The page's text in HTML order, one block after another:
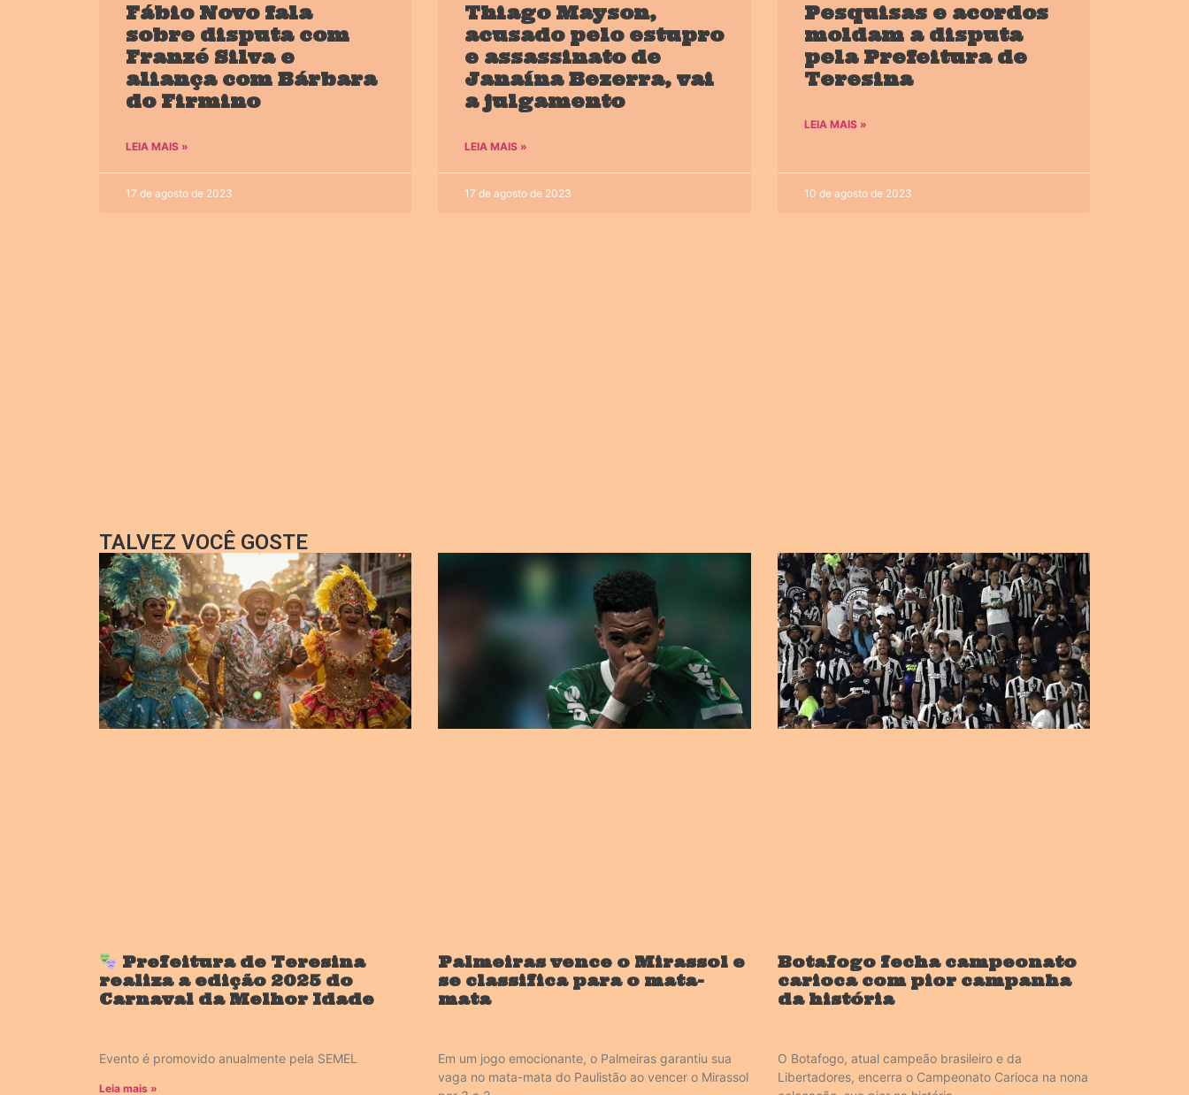
Fábio Novo fala
sobre disputa com
Franzé Silva e
aliança com Bárbara
do Firmino
LEIA MAIS »
17 de agosto de 2023
Thiago Mayson,
acusado pelo estupro
e assassinato de
Janaína Bezerra, vai
a julgamento
LEIA MAIS »
17 de agosto de 2023
Pesquisas e acordos
moldam a disputa
pela Prefeitura de
Teresina
LEIA MAIS »
10 de agosto de 2023
TALVEZ VOCÊ GOSTE
Prefeitura de Teresina
realiza a edição 2025 do
Carnaval da Melhor Idade
Evento é promovido anualmente pela SEMEL
Leia mais »
Palmeiras vence o Mirassol e
se classifica para o mata-
mata
Em um jogo emocionante, o Palmeiras garantiu sua
vaga no mata-mata do Paulistão ao vencer o Mirassol
Botafogo fecha campeonato
carioca com pior campanha
da história
O Botafogo, atual campeão brasileiro e da
Libertadores, encerra o Campeonato Carioca na nona